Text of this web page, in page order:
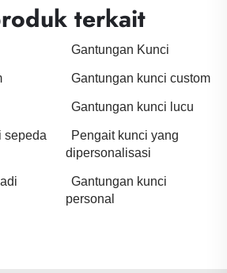
terkait
Gantungan Kunci
Gantungan kunci custom
Gantungan kunci lucu
sepeda
Pengait kunci yang
dipersonalisasi
Gantungan kunci
personal